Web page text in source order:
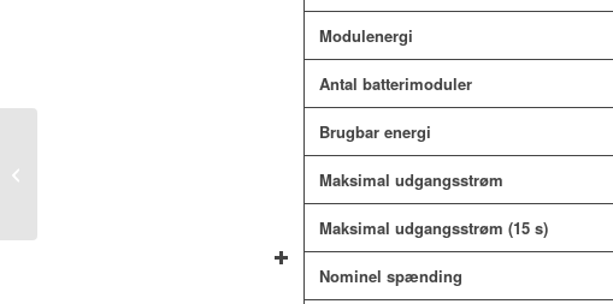
Modulenergi
Antal batterimoduler
Brugbar energi
Maksimal udgangsstrøm
Maksimal udgangsstrøm (15 s)
Nominel spænding